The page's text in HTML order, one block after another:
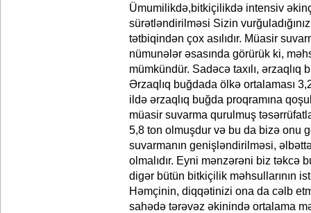
Ümumilikdə,bitkiçilikdə intensiv
sürətləndirilməsi Sizin
tətbiqindən çox asılıdır. Müasir
nümunələr əsasında görürük ki,
mümkündür. Sadəcə taxılı, ərzaqlıq
Ərzaqlıq buğdada ölkə ortalaması
ildə ərzaqlıq buğda proqramına
müasir suvarma qurulmuş
5,8 ton olmuşdur və bu da bizə onu
suvarmanın genişləndirilməsi,
olmalıdır. Eyni mənzərəni biz təkcə
digər bütün bitkiçilik məhsullarının
Həmçinin, diqqətinizi ona da cəlb
sahədə tərəvəz əkinində ortalama